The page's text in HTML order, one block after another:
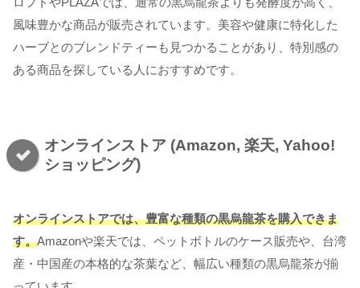
風味豊かな商品が販売されています。美容や健康に特化した
ハーブとのブレンドティーも見つかることがあり、特別感の
ある商品を探している人におすすめです。
オンラインストア (Amazon, 楽天, Yahoo!
ショッピング)
オンラインストアでは、豊富な種類の黒烏龍茶を購入できま
す。Amazonや楽天では、ペットボトルのケース販売や、台湾
産・中国産の本格的な茶葉など、幅広い種類の黒烏龍茶が揃